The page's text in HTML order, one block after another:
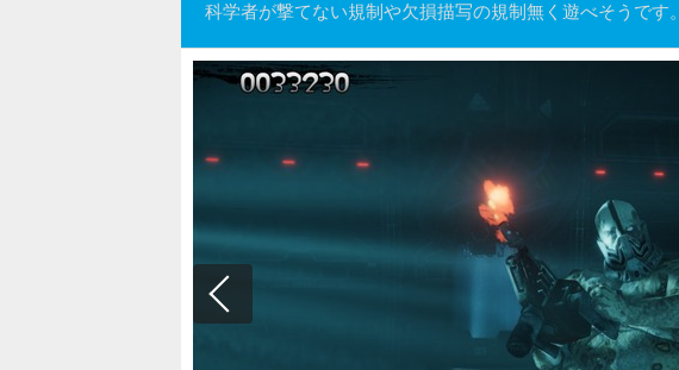
科学者が撃てない規制や欠損描写の規制無く遊べそうです。